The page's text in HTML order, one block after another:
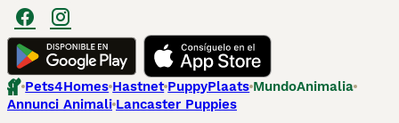
Pets4Homes Hastnet PuppyPlaats MundoAnimalia
Annunci Animali Lancaster Puppies